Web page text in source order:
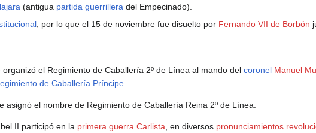
(antigua partida guerrillera del Empecinado).
, por lo que el 15 de noviembre fue disuelto por Fernando VII de Borbón
organizó el Regimiento de Caballería 2º de Línea al mando del coronel Manuel
de Caballería Príncipe.
asignó el nombre de Regimiento de Caballería Reina 2º de Línea.
II participó en la primera guerra Carlista, en diversos pronunciamientos